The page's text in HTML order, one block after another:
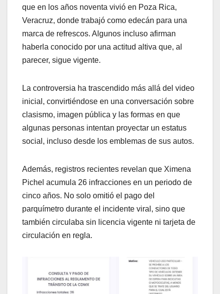
que en los años noventa vivió en Poza Rica,
Veracruz, donde trabajó como edecán para una
marca de refrescos. Algunos incluso afirman
haberla conocido por una actitud altiva que, al
parecer, sigue vigente.
La controversia ha trascendido más allá del video
inicial, convirtiéndose en una conversación sobre
clasismo, imagen pública y las formas en que
algunas personas intentan proyectar un estatus
social, incluso desde los emblemas de sus autos.
Además, registros recientes revelan que Ximena
Pichel acumula 26 infracciones en un periodo de
cinco años. No solo omitió el pago del
parquímetro durante el incidente viral, sino que
también circulaba sin licencia vigente ni tarjeta de
circulación en regla.